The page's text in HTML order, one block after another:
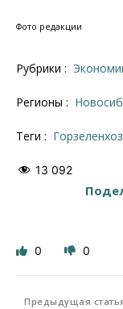
Фото редакции
Рубрики :
Регионы :
Теги : Горзеленхоз
13 092
0 0
Предыдущая